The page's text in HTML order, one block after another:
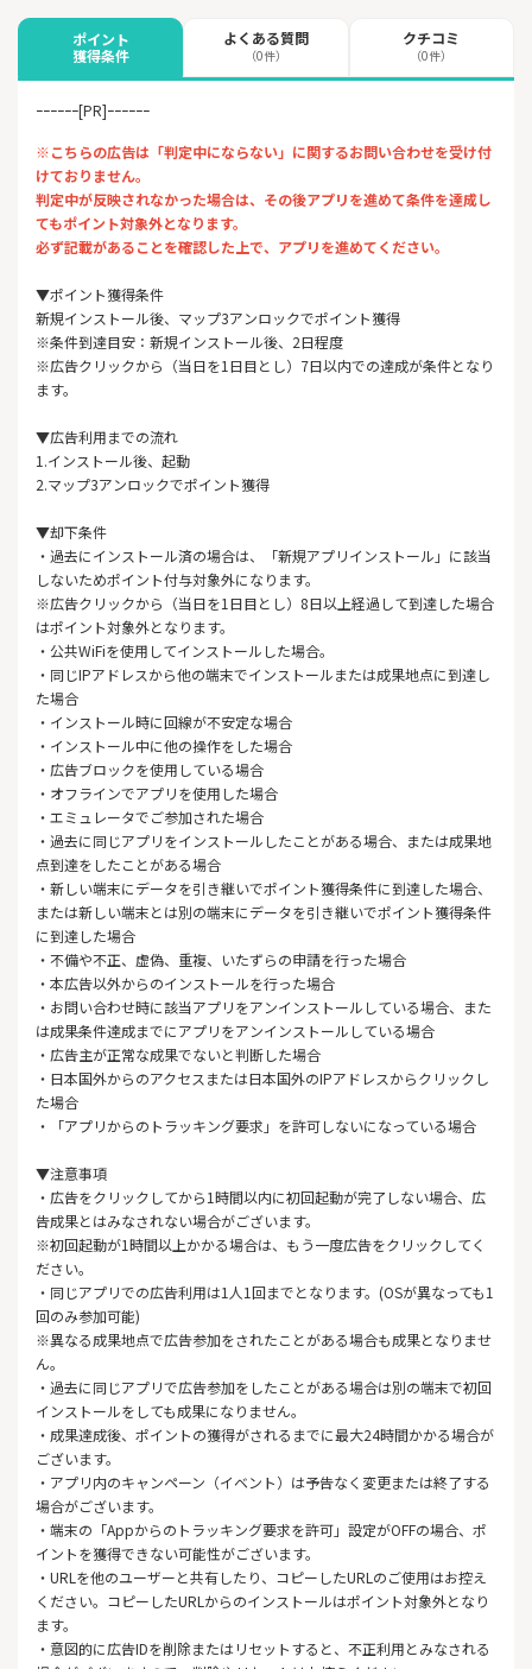
ポイント
獲得条件
よくある質問
（0件）
クチコミ
（0件）
ｰｰｰｰｰｰ[PR]ｰｰｰｰｰｰ
※こちらの広告は「判定中にならない」に関するお問い合わせを受け付
けておりません。
判定中が反映されなかった場合は、その後アプリを進めて条件を達成し
てもポイント対象外となります。
必ず記載があることを確認した上で、アプリを進めてください。
▼ポイント獲得条件
新規インストール後、マップ3アンロックでポイント獲得
※条件到達目安：新規インストール後、2日程度
※広告クリックから（当日を1日目とし）7日以内での達成が条件となり
ます。
▼広告利用までの流れ
1.インストール後、起動
2.マップ3アンロックでポイント獲得
▼却下条件
・過去にインストール済の場合は、「新規アプリインストール」に該当
しないためポイント付与対象外になります。
※広告クリックから（当日を1日目とし）8日以上経過して到達した場合
はポイント対象外となります。
・公共WiFiを使用してインストールした場合。
・同じIPアドレスから他の端末でインストールまたは成果地点に到達し
た場合
・インストール時に回線が不安定な場合
・インストール中に他の操作をした場合
・広告ブロックを使用している場合
・オフラインでアプリを使用した場合
・エミュレータでご参加された場合
・過去に同じアプリをインストールしたことがある場合、または成果地
点到達をしたことがある場合
・新しい端末にデータを引き継いでポイント獲得条件に到達した場合、
または新しい端末とは別の端末にデータを引き継いでポイント獲得条件
に到達した場合
・不備や不正、虚偽、重複、いたずらの申請を行った場合
・本広告以外からのインストールを行った場合
・お問い合わせ時に該当アプリをアンインストールしている場合、また
は成果条件達成までにアプリをアンインストールしている場合
・広告主が正常な成果でないと判断した場合
・日本国外からのアクセスまたは日本国外のIPアドレスからクリックし
た場合
・「アプリからのトラッキング要求」を許可しないになっている場合
▼注意事項
・広告をクリックしてから1時間以内に初回起動が完了しない場合、広
告成果とはみなされない場合がございます。
※初回起動が1時間以上かかる場合は、もう一度広告をクリックしてく
ださい。
・同じアプリでの広告利用は1人1回までとなります。(OSが異なっても1
回のみ参加可能)
※異なる成果地点で広告参加をされたことがある場合も成果となりませ
ん。
・過去に同じアプリで広告参加をしたことがある場合は別の端末で初回
インストールをしても成果になりません。
・成果達成後、ポイントの獲得がされるまでに最大24時間かかる場合が
ございます。
・アプリ内のキャンペーン（イベント）は予告なく変更または終了する
場合がございます。
・端末の「Appからのトラッキング要求を許可」設定がOFFの場合、ポ
イントを獲得できない可能性がございます。
・URLを他のユーザーと共有したり、コピーしたURLのご使用はお控え
ください。コピーしたURLからのインストールはポイント対象外となり
ます。
・意図的に広告IDを削除またはリセットすると、不正利用とみなされる